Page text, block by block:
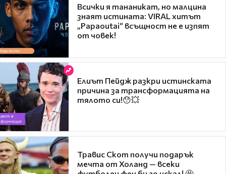
Всички я тананикат, но малцина
знаят истината: VIRAL хитът
„Papaoutai“ всъщност не е изпят
от човек!
Елиът Пейдж разкри истинската
причина за трансформацията на
тялото си!😯💥
Травис Скот получи подарък
мечта от Холанд — всеки